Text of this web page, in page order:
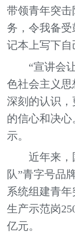
带领青年突
务，令我备
记本上写下自
“宣讲会让
色社会主义
深刻的认识
的信心和决
示。
近年来，国
队”青字号品
系统组建青
生产示范岗
亿元。